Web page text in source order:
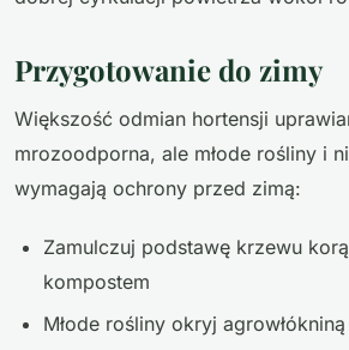
Przygotowanie do zimy
Większość odmian hortensji
mrozoodporna, ale młode rośliny i
wymagają ochrony przed zimą:
Zamulczuj podstawę krzewu
kompostem
Młode rośliny okryj